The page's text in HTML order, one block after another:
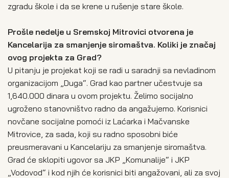
zgradu škole i da se krene u rušenje stare škole.
Prošle nedelje u Sremskoj Mitrovici otvorena je
Kancelarija za smanjenje siromaštva. Koliki je značaj
ovog projekta za Grad?
U pitanju je projekat koji se radi u saradnji sa nevladinom
organizacijom „Duga“. Grad kao partner učestvuje sa
1,640.000 dinara u ovom projektu. Želimo socijalno
ugroženo stanovništvo radno da angažujemo. Korisnici
novčane socijalne pomoći iz Laćarka i Mačvanske
Mitrovice, za sada, koji su radno sposobni biće
preusmeravani u Kancelariju za smanjenje siromaštva.
Grad će sklopiti ugovor sa JKP „Komunalije“ i JKP
„Vodovod“ i kod njih će korisnici biti angažovani, ali za svoj